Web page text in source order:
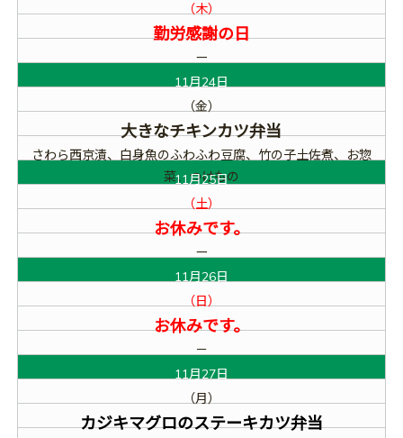
（木）
勤労感謝の日
ー
11月24日
（金）
大きなチキンカツ弁当
さわら西京漬、白身魚のふわふわ豆腐、竹の子土佐煮、お惣
菜、つけもの
11月25日
（土）
お休みです。
ー
11月26日
（日）
お休みです。
－
11月27日
（月）
カジキマグロのステーキカツ弁当